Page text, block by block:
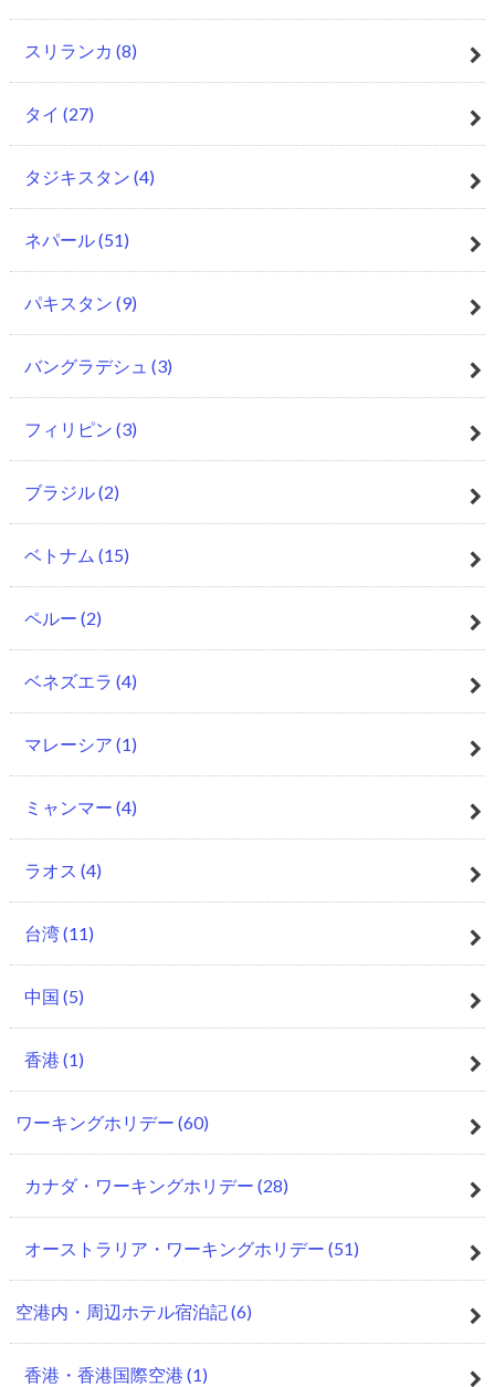
スリランカ (8)
タイ (27)
タジキスタン (4)
ネパール(51)
パキスタン (9)
バングラデシュ (3)
フィリピン (3)
ブラジル(2)
ベトナム (15)
ペルー (2)
ベネズエラ (4)
マレーシア (1)
ミャンマー (4)
ラオス (4)
台湾(11)
中国 (5)
香港 (1)
ワーキングホリデー (60)
カナダ・ワーキングホリデー (28)
オーストラリア・ワーキングホリデー (51)
空港内・周辺ホテル宿泊記(6)
香港・香港国際空港 (1)